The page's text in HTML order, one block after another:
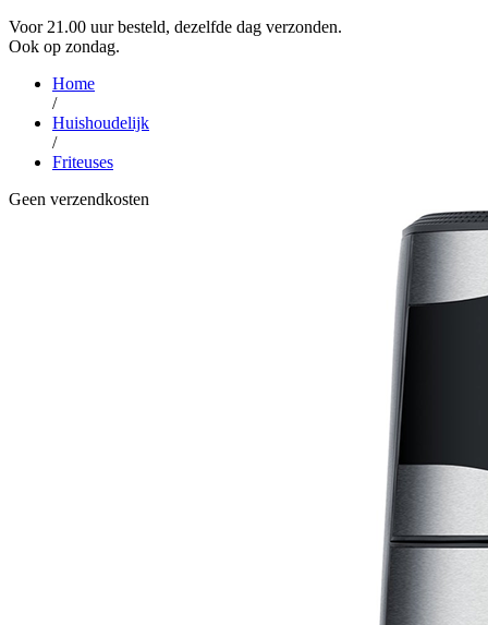
Voor 21.00 uur besteld, dezelfde dag verzonden.
Ook op zondag.
Home
/
Huishoudelijk
/
Friteuses
Geen verzendkosten